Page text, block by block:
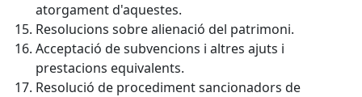
atorgament d'aquestes.
Resolucions sobre alienació del patrimoni.
Acceptació de subvencions i altres ajuts i
prestacions equivalents.
Resolució de procediment sancionadors de